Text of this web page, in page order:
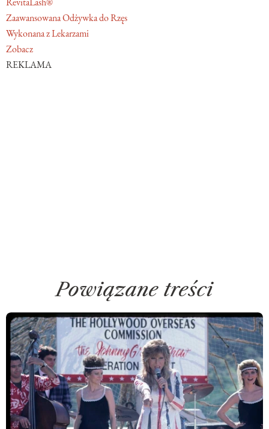
Zaawansowana Odżywka do Rzęs
Wykonana z Lekarzami
Zobacz
REKLAMA
Powiązane treści